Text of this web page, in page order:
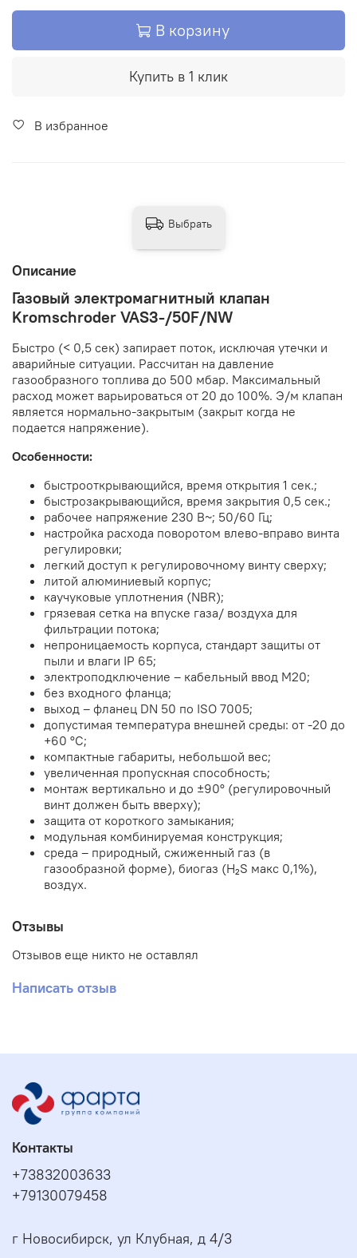
В корзину
Купить в 1 клик
В избранное
Описание
Газовый электромагнитный клапан
Kromschroder VAS3-/50F/NW
Быстро (< 0,5 сек) запирает поток, исключая утечки и
аварийные ситуации. Рассчитан на давление
газообразного топлива до 500 мбар. Максимальный
расход может варьироваться от 20 до 100%. Э/м клапан
является нормально-закрытым (закрыт когда не
подается напряжение).
Особенности:
быстрооткрывающийся, время открытия 1 сек.;
быстрозакрывающийся, время закрытия 0,5 сек.;
рабочее напряжение 230 В~; 50/60 Гц;
настройка расхода поворотом влево-вправо винта
регулировки;
легкий доступ к регулировочному винту сверху;
литой алюминиевый корпус;
каучуковые уплотнения (NBR);
грязевая сетка на впуске газа/ воздуха для
фильтрации потока;
непроницаемость корпуса, стандарт защиты от
пыли и влаги IP 65;
электроподключение – кабельный ввод M20;
без входного фланца;
выход – фланец DN 50 по ISO 7005;
допустимая температура внешней среды: от -20 до
+60 °C;
компактные габариты, небольшой вес;
увеличенная пропускная способность;
монтаж вертикально и до ±90° (регулировочный
винт должен быть вверху);
защита от короткого замыкания;
модульная комбинируемая конструкция;
среда – природный, сжиженный газ (в
газообразной форме), биогаз (H₂S макс 0,1%),
воздух.
Отзывы
Отзывов еще никто не оставлял
Написать отзыв
Выбрать
Контакты
+73832003633
+79130079458
г Новосибирск, ул Клубная, д 4/3